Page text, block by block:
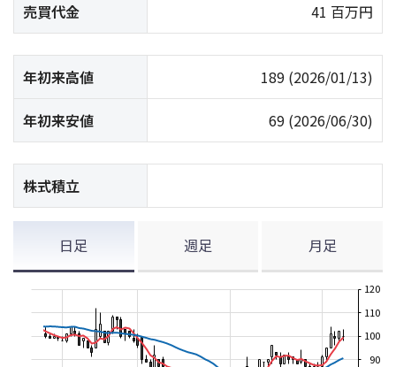
売買代金 41 百万円
年初来高値 189 (2026/01/13)
年初来安値 69 (2026/06/30)
株式積立
日足 週足 月足
90
100
110
120